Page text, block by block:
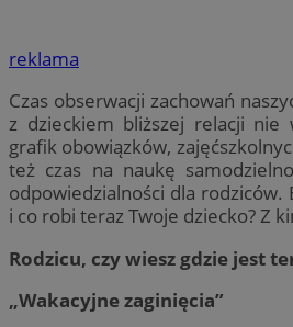
reklama
Czas obserwacji zachowań
z dzieckiem bliższej relacji nie
grafik obowiązków,
też czas na naukę
odpowiedzialności dla rodziców.
i co robi teraz Twoje dziecko? Z
Rodzicu, czy wiesz gdzie jest
„Wakacyjne zaginięcia”